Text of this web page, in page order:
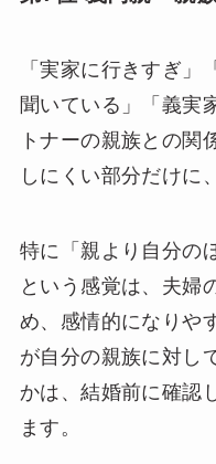
「実家に行きすぎ」
聞いている」「義実
トナーの親族との関
しにくい部分だけに
特に「親より自分の
という感覚は、夫婦
め、感情的になりや
が自分の親族に対し
かは、結婚前に確認
ます。